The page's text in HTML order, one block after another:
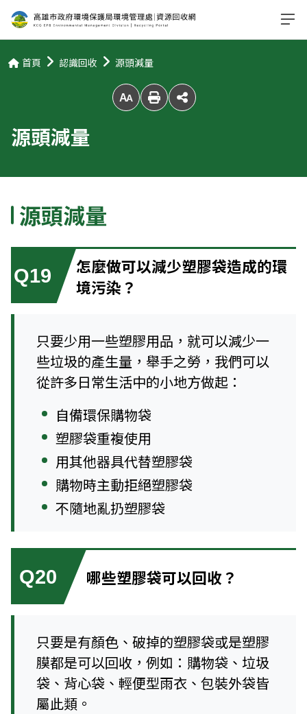
首頁 認識回收 源頭減量
放大字級
源頭減量
源頭減量
Q19
怎麼做可以減少塑膠袋造成的環
境污染？
只要少用一些塑膠用品，就可以減少一
些垃圾的產生量，舉手之勞，我們可以
從許多日常生活中的小地方做起：
自備環保購物袋
塑膠袋重複使用
用其他器具代替塑膠袋
購物時主動拒絕塑膠袋
不隨地亂扔塑膠袋
Q20 哪些塑膠袋可以回收？
只要是有顏色、破掉的塑膠袋或是塑膠
膜都是可以回收，例如：購物袋、垃圾
袋、背心袋、輕便型雨衣、包裝外袋皆
屬此類。